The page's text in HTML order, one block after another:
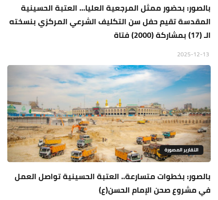
بالصور: بحضور ممثل المرجعية العليا... العتبة الحسينية
المقدسة تقيم حفل سن التكليف الشرعي المركزي بنسخته
الـ (17) بمشاركة (2000) فتاة
التقارير المصورة
بالصور: بخطوات متسارعة.. العتبة الحسينية تواصل العمل
في مشروع صحن الإمام الحسن(ع)